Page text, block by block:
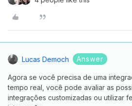
Lucas Democh Answer
Agora se você precisa de uma
tempo real, você pode avaliar as
integrações customizadas ou utilizar